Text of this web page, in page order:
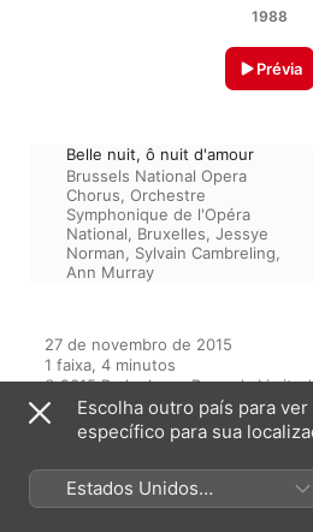
1988
Prévia
Belle nuit, ô nuit d'amour
Brussels National Opera
Chorus, Orchestre
Symphonique de l'Opéra
National, Bruxelles, Jessye
Norman, Sylvain Cambreling,
Ann Murray
27 de novembro de 2015
1 faixa, 4 minutos
℗ 2015 Parlophone Records
Company
Do álbum
Escolha outro país para
específico para sua
Estados Unidos
(Português Brasil)